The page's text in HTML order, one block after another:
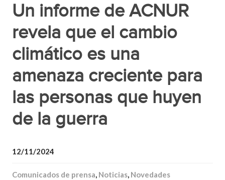
Un informe de ACNUR
revela que el cambio
climático es una
amenaza creciente para
las personas que huyen
de la guerra
12/11/2024
Comunicados de prensa, Noticias, Novedades